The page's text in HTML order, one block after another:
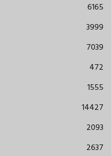
6165
3999
7039
472
1555
14427
2093
2637